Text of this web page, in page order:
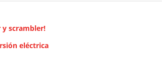
y scrambler!
eléctrica